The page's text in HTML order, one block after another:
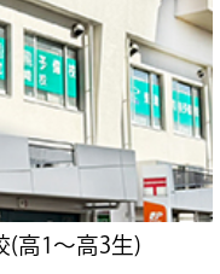
(高1～高3生)